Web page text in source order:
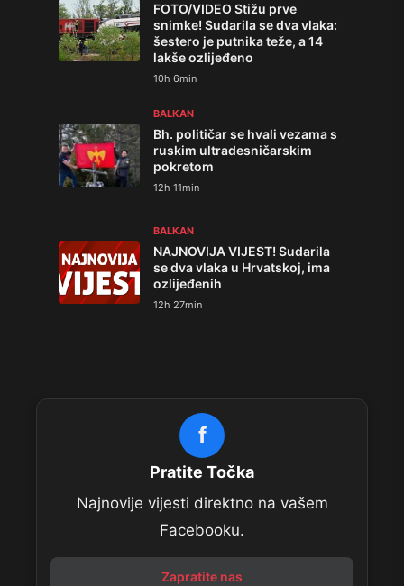
FOTO/VIDEO Stižu prve
snimke! Sudarila se dva vlaka:
šestero je putnika teže, a 14
lakše ozlijeđeno
10h 6min
BALKAN
Bh. političar se hvali vezama s
ruskim ultradesničarskim
pokretom
12h 11min
BALKAN
NAJNOVIJA VIJEST! Sudarila
se dva vlaka u Hrvatskoj, ima
ozlijeđenih
12h 27min
f
Pratite Točka
Najnovije vijesti direktno na vašem
Facebooku.
Zapratite nas